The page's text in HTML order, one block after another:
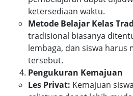
ketersediaan waktu.
Metode Belajar Kelas
tradisional biasanya
lembaga, dan siswa harus
tersebut.
Pengukuran Kemajuan
Les Privat: Kemajuan